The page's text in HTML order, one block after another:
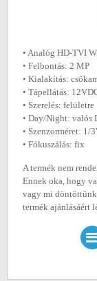
• Analóg HD-TVI
• Felbontás: 2 MP
• Kialakítás:
• Tápellátás:
• Szerelés: felületre
• Day/Night: valós
• Szenzorméret: 1/
• Fókuszálás: fix
A termék nem
Ennek oka, hogy
vagy mi
termék ajánlásáért